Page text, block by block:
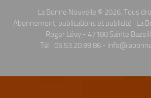
La Bonne Nouvelle © 2026. Tous
Abonnement, publications et publicité : La
Roger Lévy - 47180 Sainte
Tél : 05.53.20.99.86 -